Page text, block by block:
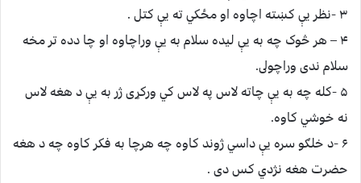
۳ -نظر يې کښته اچاوه او مځکي ته يې کتل .
۴ – ﻫﺮ څوک چه به يې ليده سلام به يې وراچاوه او چا دده تر مخه
سلام ندى وراچولى.
۵ -کله چه به يې چاته لاس په لاس کي ورکړى ژر به يې د هغه لاس
نه خوشي کاوه.
۶ -د خلګو سره يې داسي ژوند کاوه چه هرچا به فکر کاوه چه د هغه
حضرت هغه نژدي کس دى .